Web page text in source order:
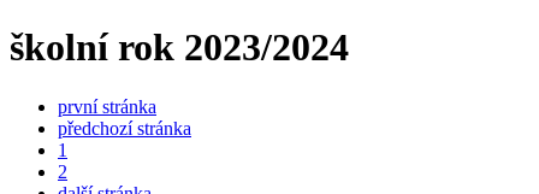
školní rok 2023/2024
první stránka
předchozí stránka
1
2